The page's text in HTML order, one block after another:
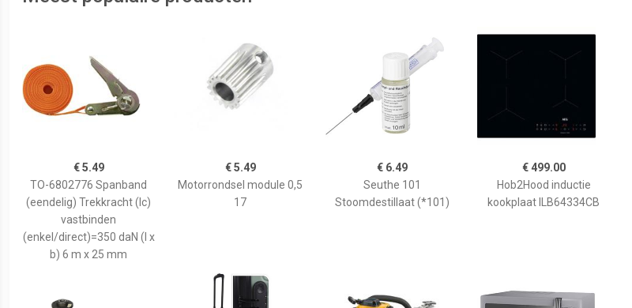
€ 5.49
TO-6802776 Spanband
(eendelig) Trekkracht (lc)
vastbinden
(enkel/direct)=350 daN (l x
b) 6 m x 25 mm
€ 5.49
Motorrondsel module 0,5
17
€ 6.49
Seuthe 101
Stoomdestillaat (*101)
€ 499.00
Hob2Hood inductie
kookplaat ILB64334CB